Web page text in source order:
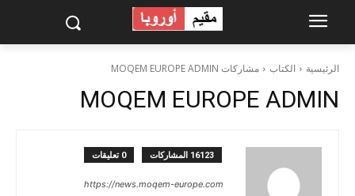
الرئيسية الكتاب مشاركات MOQEM EUROPE ADMIN
MOQEM EUROPE ADMIN
16123 المشاركات 0 تعليقات
https://news.moqem-europe.com